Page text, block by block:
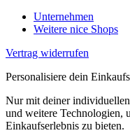
Unternehmen
Weitere nice Shops
Vertrag widerrufen
Personalisiere dein
Nur mit deiner
und weitere Technologien,
Einkaufserlebnis zu bieten.